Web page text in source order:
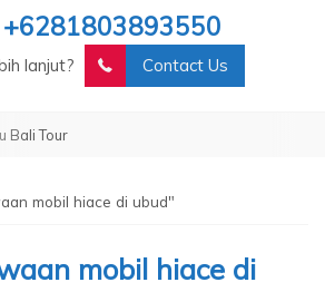
+6281803893550
lanjut? Contact Us
Tour
mobil hiace di ubud"
mobil hiace di